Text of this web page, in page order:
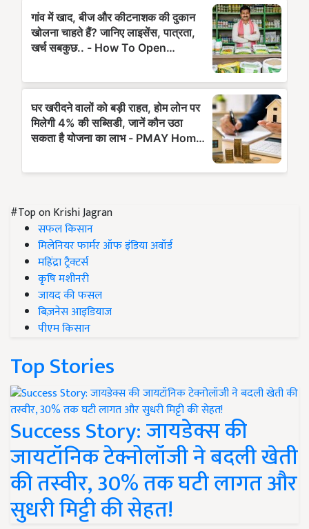
#Top on Krishi Jagran
सफल किसान
मिलेनियर फार्मर ऑफ इंडिया अवॉर्ड
महिंद्रा ट्रैक्टर्स
कृषि मशीनरी
जायद की फसल
बिज़नेस आइडियाज
पीएम किसान
Top Stories
Success Story: जायडेक्स की
जायटॉनिक टेक्नोलॉजी ने बदली खेती
की तस्वीर, 30% तक घटी लागत और
सुधरी मिट्टी की सेहत!